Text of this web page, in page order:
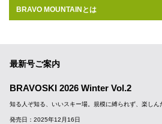
BRAVO MOUNTAINとは
最新号ご案内
BRAVOSKI 2026 Winter Vol.2
知る人ぞ知る、いいスキー場。規模に縛られず、楽しん
発売日：2025年12月16日